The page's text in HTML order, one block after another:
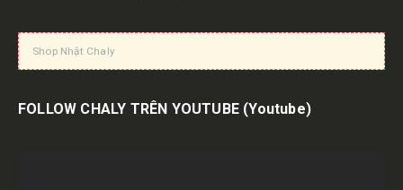
Shop Nhật Chaly
FOLLOW CHALY TRÊN YOUTUBE (Youtube)